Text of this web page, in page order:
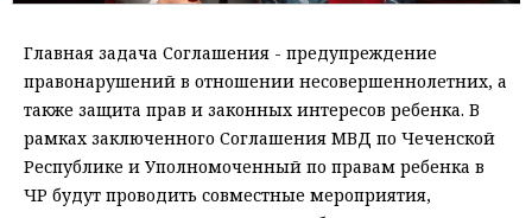
Главная задача Соглашения - предупреждение
правонарушений в отношении несовершеннолетних, а
также защита прав и законных интересов ребенка. В
рамках заключенного Соглашения МВД по Чеченской
Республике и Уполномоченный по правам ребенка в
ЧР будут проводить совместные мероприятия,